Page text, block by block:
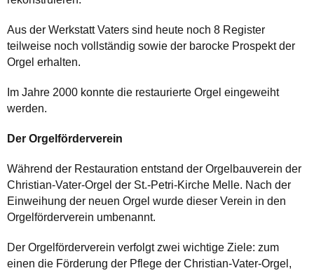
Aus der Werkstatt Vaters sind heute noch 8 Register
teilweise noch vollständig sowie der barocke Prospekt der
Orgel erhalten.
Im Jahre 2000 konnte die restaurierte Orgel eingeweiht
werden.
Der Orgelförderverein
Während der Restauration entstand der Orgelbauverein der
Christian-Vater-Orgel der St.-Petri-Kirche Melle. Nach der
Einweihung der neuen Orgel wurde dieser Verein in den
Orgelförderverein umbenannt.
Der Orgelförderverein verfolgt zwei wichtige Ziele: zum
einen die Förderung der Pflege der Christian-Vater-Orgel,